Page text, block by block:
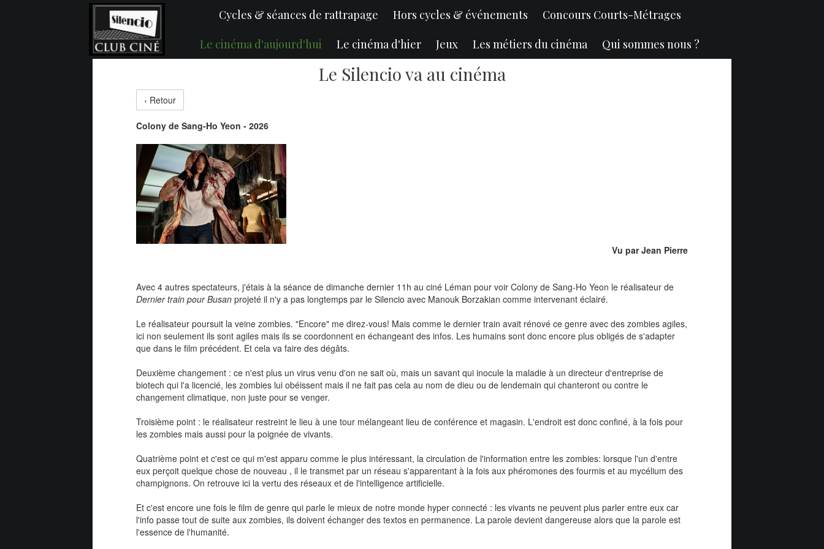
Cycles & séances de rattrapage Hors cycles & événements
Concours Courts-Métrages
Le cinéma d'aujourd'hui
Le cinéma d'hier Jeux Les métiers du cinéma Qui sommes nous ?
Le Silencio va au cinéma
‹ Retour
Colony de Sang-Ho Yeon - 2026
Vu par Jean Pierre
Avec 4 autres spectateurs, j'étais à la séance de dimanche dernier 11h au ciné Léman pour voir Colony de Sang-Ho Yeon le réalisateur de
Dernier train pour Busan projeté il n'y a pas longtemps par le Silencio avec Manouk Borzakian comme intervenant éclairé.
Le réalisateur poursuit la veine zombies. "Encore" me direz-vous! Mais comme le dernier train avait rénové ce genre avec des zombies agiles,
ici non seulement ils sont agiles mais ils se coordonnent en échangeant des infos. Les humains sont donc encore plus obligés de s'adapter
que dans le film précédent. Et cela va faire des dégâts.
Deuxième changement : ce n'est plus un virus venu d'on ne sait où, mais un savant qui inocule la maladie à un directeur d'entreprise de
biotech qui l'a licencié, les zombies lui obéissent mais il ne fait pas cela au nom de dieu ou de lendemain qui chanteront ou contre le
changement climatique, non juste pour se venger.
Troisième point : le réalisateur restreint le lieu à une tour mélangeant lieu de conférence et magasin. L'endroit est donc confiné, à la fois pour
les zombies mais aussi pour la poignée de vivants.
Quatrième point et c'est ce qui m'est apparu comme le plus intéressant, la circulation de l'information entre les zombies: lorsque l'un d'entre
eux perçoit quelque chose de nouveau , il le transmet par un réseau s'apparentant à la fois aux phéromones des fourmis et au mycélium des
champignons. On retrouve ici la vertu des réseaux et de l'intelligence artificielle.
Et c'est encore une fois le film de genre qui parle le mieux de notre monde hyper connecté : les vivants ne peuvent plus parler entre eux car
l'info passe tout de suite aux zombies, ils doivent échanger des textos en permanence. La parole devient dangereuse alors que la parole est
l'essence de l'humanité.